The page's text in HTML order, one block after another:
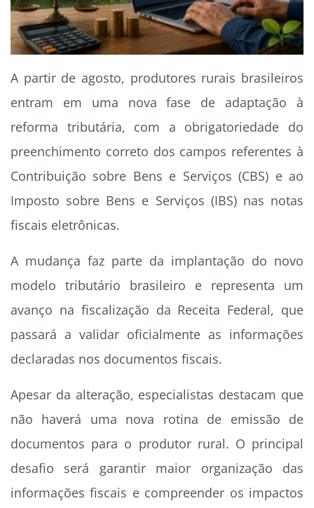
A partir de agosto, produtores rurais brasileiros
entram em uma nova fase de adaptação à
reforma tributária, com a obrigatoriedade do
preenchimento correto dos campos referentes à
Contribuição sobre Bens e Serviços (CBS) e ao
Imposto sobre Bens e Serviços (IBS) nas notas
fiscais eletrônicas.
A mudança faz parte da implantação do novo
modelo tributário brasileiro e representa um
avanço na fiscalização da Receita Federal, que
passará a validar oficialmente as informações
declaradas nos documentos fiscais.
Apesar da alteração, especialistas destacam que
não haverá uma nova rotina de emissão de
documentos para o produtor rural. O principal
desafio será garantir maior organização das
informações fiscais e compreender os impactos